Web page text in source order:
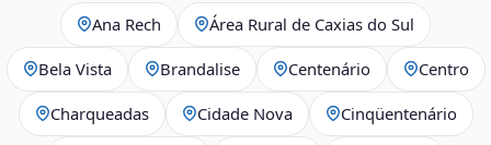
Ana Rech Área Rural de Caxias do Sul
Bela Vista Brandalise Centenário Centro
Charqueadas Cidade Nova Cinqüentenário